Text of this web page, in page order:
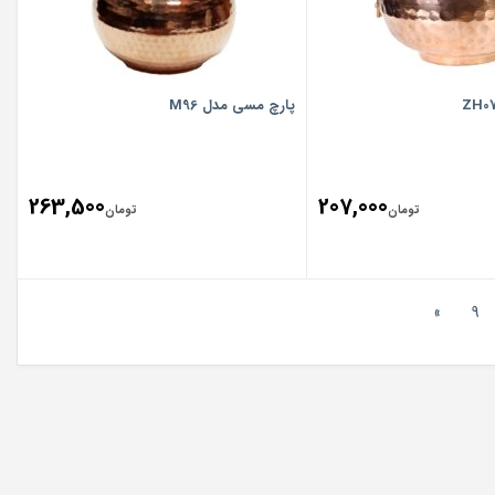
تومان207,000
پارچ مسی مدل M96
تومان263,500
9
»